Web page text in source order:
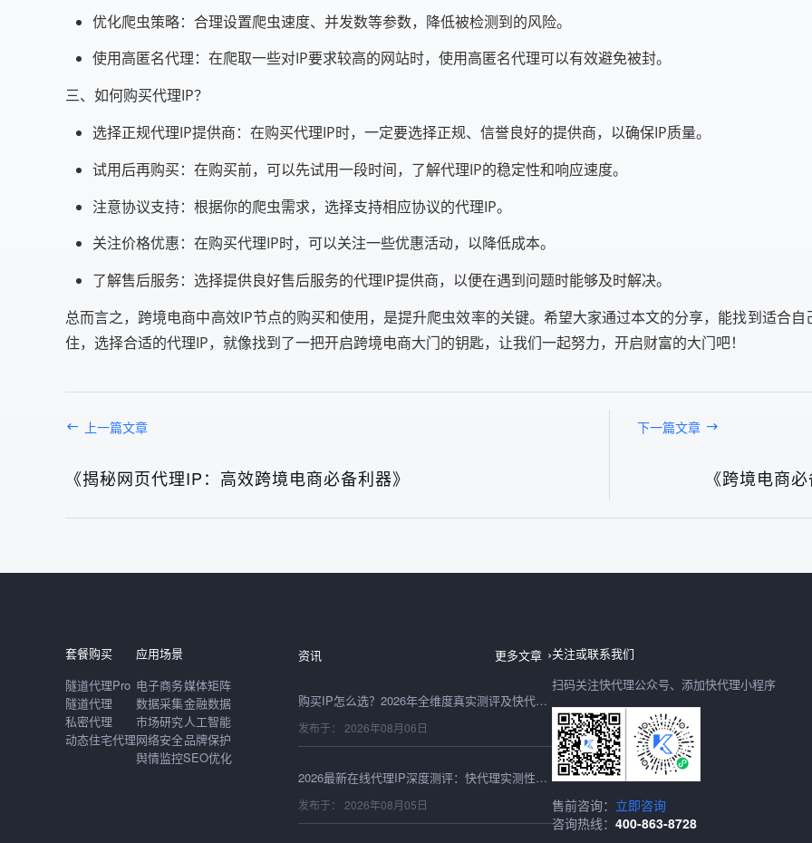
优化爬虫策略：合理设置爬虫速度、并发数等参数，降低被检测到的风险。
使用高匿名代理：在爬取一些对IP要求较高的网站时，使用高匿名代理可以有效避免被封。
三、如何购买代理IP？
选择正规代理IP提供商：在购买代理IP时，一定要选择正规、信誉良好的提供商，以确保IP质量。
试用后再购买：在购买前，可以先试用一段时间，了解代理IP的稳定性和响应速度。
注意协议支持：根据你的爬虫需求，选择支持相应协议的代理IP。
关注价格优惠：在购买代理IP时，可以关注一些优惠活动，以降低成本。
了解售后服务：选择提供良好售后服务的代理IP提供商，以便在遇到问题时能够及时解决。
总而言之，跨境电商中高效IP节点的购买和使用，是提升爬虫效率的关键。希望大家通过本文的分享，能找到适合
住，选择合适的代理IP，就像找到了一把开启跨境电商大门的钥匙，让我们一起努力，开启财富的大门吧！
上一篇文章
《揭秘网页代理IP：高效跨境电商必备利器》
下一篇文章
《跨境电商
套餐购买
隧道代理Pro
隧道代理
私密代理
动态住宅代理
应用场景
电子商务
数据采集
市场研究
网络安全
舆情监控
媒体矩阵
金融数据
人工智能
品牌保护
SEO优化
资讯 更多文章
发布于： 2026年08月06日
购买IP怎么选？2026年全维度真实测评及快代理合规选型避坑指南
发布于： 2026年08月06日
2026最新在线代理IP深度测评：快代理实测性能、稳定性与选型避坑全指南
发布于： 2026年08月05日
关注或联系我们
扫码关注快代理公众号、添加快代理小程序
售前咨询： 立即咨询
咨询热线： 400-863-8728